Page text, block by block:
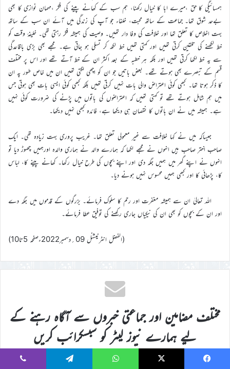
ہمسائیگی کا حق ،میرے ابا کا خیال رکھنا، ہم سب کے کھانے پینے کی فکر ،مہمان نوازی کا بھی
بےحد شوق تھا۔ جماعت کے ساتھ محبت، خلفاء جو آپ کی زندگی میں آئے ان سب کے ساتھ
بہت اخلاص کا تعلق تھا اور خلافت کی وفا دار تھیں۔ وصیت کی ہمیشہ فکر رہتی تھی۔ خلیفۂ وقت کو
خط لکھنے کی تلقین کرتی تھیں اور کہتی تھیں خط لکھ کر تسلی ہو جاتی ہے۔ مجھے بھی بڑی باقاعدگی
سے یہ خط لکھا کرتی تھیں اور بلکہ ہر خطبہ کے بعد اکثر ان کے خط آتے تھے اور اس پر مختلف
قسم کے تبصرے بھی ہوتے تھے۔ بعض باتیں جو ان کو اچھی لگتی تھیں ان میں خاص طور پہ ان
کا ذکر ہوتا تھا۔ کبھی کوئی اعتراض والی بات نہیں کرتی تھیں بلکہ کبھی کوئی ایسی بات بھی ہوتی جس
میں ہم شامل ہوتے تھے تو کہتی تھیں کہ اعتراضوں کی باتوں میں پڑنے کی ضرورت کوئی نہیں
ہے۔ ہمیشہ میں نے ان باتوں کا نقصان ہی دیکھا ہے، فائدہ کبھی نہیں دیکھا۔
جیساکہ میں نے کہا خلافت سے غیر معمولی تعلق تھا۔ غریب پروری بہت زیادہ تھی۔ ایک
صاحب اختر صاحب ہیں انہوں نے مجھے لکھا کہ ہمارے والد نے ہماری والدہ اورہمیں چھوڑ دیا تو
انہوں نے اپنے گھر میں ہمیں جگہ دی اور اپنے بچوں کی طرح خیال رکھا۔ کھانے پینے کا، لباس
کا، پڑھائی کا اور کبھی ہمیں محسوس نہیں ہونے دیا۔
اللہ تعالیٰ ان سے ہمیشہ مغفرت اور رحم کا سلوک فرمائے۔ بزرگوں کے قدموں میں جگہ دے
اور ان کے بچوں کو بھی ان کی نیکیاں جاری رکھنے کی توفیق عطا فرمائے۔
(الفضل انٹرنیشنل 09؍دسمبر2022ءصفحہ 5تا10)
مختلف مضامین اور جماعتی خبروں سے آگاہ رہنے کے
لیے ہمارے نیوز لیٹر کو سبسکرائب کریں